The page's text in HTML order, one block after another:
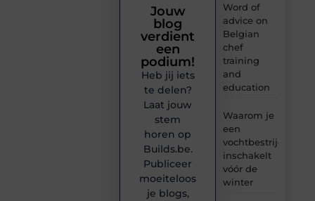
Word of
advice on
Belgian
chef
training
and
education
Waarom je
een
inschakelt
vóór de
winter
Jouw
blog
verdient
een
podium!
Heb jij iets
te delen?
Laat jouw
stem
horen op
Builds.be.
Publiceer
moeiteloos
je blogs,